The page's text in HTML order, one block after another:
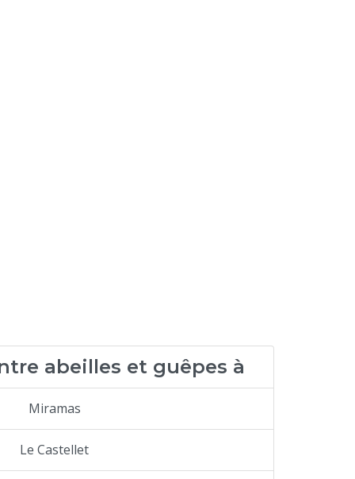
abeilles et guêpes à
Miramas
Le Castellet